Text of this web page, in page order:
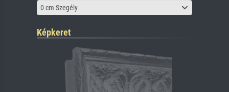
0 cm Szegély
Képkeret